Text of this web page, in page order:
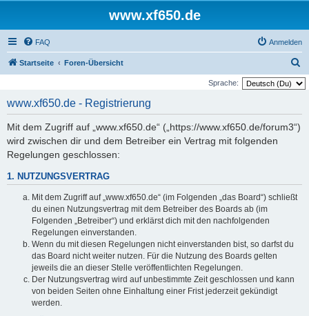
www.xf650.de
FAQ Anmelden
Startseite Foren-Übersicht
u
Sprache:
www.xf650.de - Registrierung
Mit dem Zugriff auf „www.xf650.de“ („https://www.xf650.de/forum3“)
wird zwischen dir und dem Betreiber ein Vertrag mit folgenden
Regelungen geschlossen:
1. NUTZUNGSVERTRAG
Mit dem Zugriff auf „www.xf650.de“ (im Folgenden „das Board“) schließt
du einen Nutzungsvertrag mit dem Betreiber des Boards ab (im
Folgenden „Betreiber“) und erklärst dich mit den nachfolgenden
Regelungen einverstanden.
Wenn du mit diesen Regelungen nicht einverstanden bist, so darfst du
das Board nicht weiter nutzen. Für die Nutzung des Boards gelten
jeweils die an dieser Stelle veröffentlichten Regelungen.
Der Nutzungsvertrag wird auf unbestimmte Zeit geschlossen und kann
von beiden Seiten ohne Einhaltung einer Frist jederzeit gekündigt
werden.